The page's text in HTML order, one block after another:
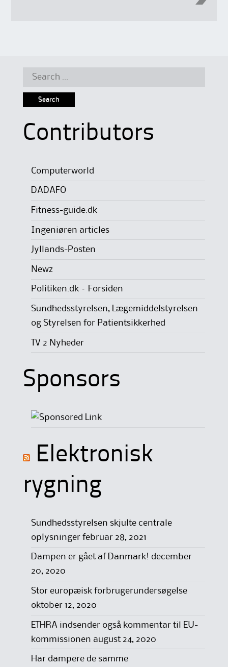
Search
Contributors
Computerworld
DADAFO
Fitness-guide.dk
Ingeniøren articles
Jyllands-Posten
Newz
Politiken.dk – Forsiden
Sundhedsstyrelsen, Lægemiddelstyrelsen
og Styrelsen for Patientsikkerhed
TV 2 Nyheder
Sponsors
Elektronisk
rygning
Sundhedsstyrelsen skjulte centrale
oplysninger februar 28, 2021
Dampen er gået af Danmark! december
20, 2020
Stor europæisk forbrugerundersøgelse
oktober 12, 2020
ETHRA indsender også kommentar til EU-
kommissionen august 24, 2020
Har dampere de samme